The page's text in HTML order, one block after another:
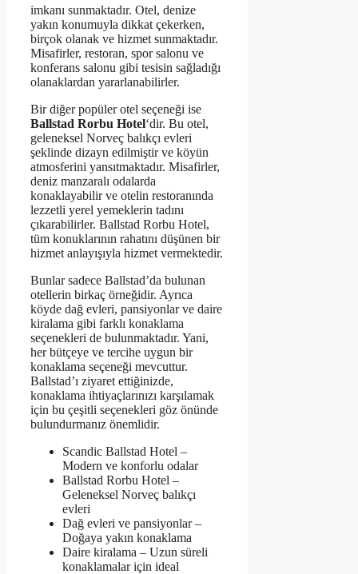
imkanı sunmaktadır. Otel, denize
yakın konumuyla dikkat çekerken,
birçok olanak ve hizmet sunmaktadır.
Misafirler, restoran, spor salonu ve
konferans salonu gibi tesisin sağladığı
olanaklardan yararlanabilirler.
Bir diğer popüler otel seçeneği ise
Ballstad Rorbu Hotel‘dir. Bu otel,
geleneksel Norveç balıkçı evleri
şeklinde dizayn edilmiştir ve köyün
atmosferini yansıtmaktadır. Misafirler,
deniz manzaralı odalarda
konaklayabilir ve otelin restoranında
lezzetli yerel yemeklerin tadını
çıkarabilirler. Ballstad Rorbu Hotel,
tüm konuklarının rahatını düşünen bir
hizmet anlayışıyla hizmet vermektedir.
Bunlar sadece Ballstad’da bulunan
otellerin birkaç örneğidir. Ayrıca
köyde dağ evleri, pansiyonlar ve daire
kiralama gibi farklı konaklama
seçenekleri de bulunmaktadır. Yani,
her bütçeye ve tercihe uygun bir
konaklama seçeneği mevcuttur.
Ballstad’ı ziyaret ettiğinizde,
konaklama ihtiyaçlarınızı karşılamak
için bu çeşitli seçenekleri göz önünde
bulundurmanız önemlidir.
Scandic Ballstad Hotel –
Modern ve konforlu odalar
Ballstad Rorbu Hotel –
Geleneksel Norveç balıkçı
evleri
Dağ evleri ve pansiyonlar –
Doğaya yakın konaklama
Daire kiralama – Uzun süreli
konaklamalar için ideal